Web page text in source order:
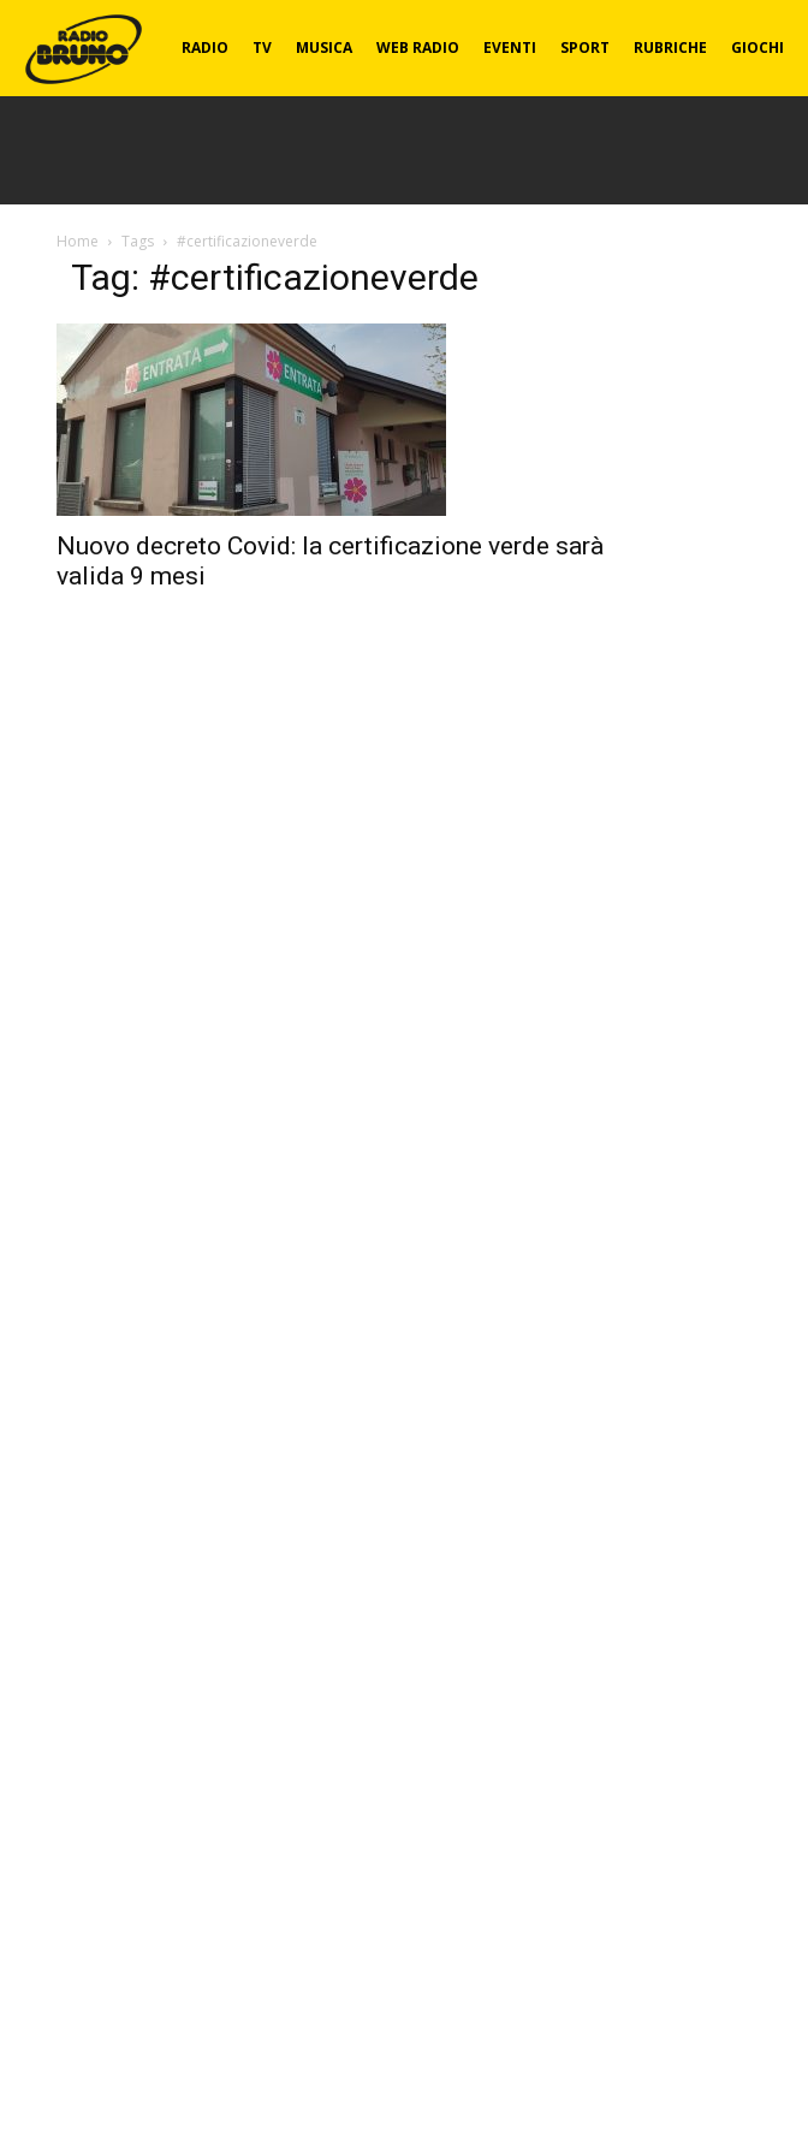
Radio
RADIO TV MUSICA WEB RADIO EVENTI SPORT RUBRICHE GIOCHI
Home Tags #certificazioneverde
Tag: #certificazioneverde
Nuovo decreto Covid: la certificazione verde sarà
valida 9 mesi